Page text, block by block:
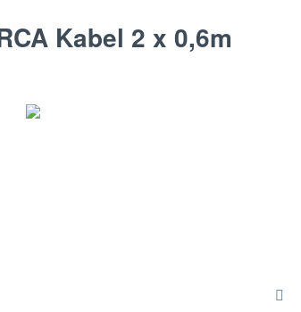
Kabel 2 x 0,6m